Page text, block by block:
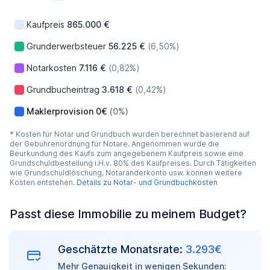
Kaufpreis 865.000 €
Grunderwerbsteuer 56.225 € (6,50%)
Notarkosten 7.116 € (0,82%)
Grundbucheintrag 3.618 € (0,42%)
Maklerprovision 0€ (0%)
* Kosten für Notar und Grundbuch wurden berechnet basierend auf
der Gebührenordnung für Notare. Angenommen wurde die
Beurkundung des Kaufs zum angegebenem Kaufpreis sowie eine
Grundschuldbestellung i.H.v. 80% des Kaufpreises. Durch Tätigkeiten
wie Grundschuldlöschung, Notaranderkonto usw. können weitere
Kosten entstehen. Details zu Notar- und Grundbuchkosten
Passt diese Immobilie zu meinem Budget?
Geschätzte Monatsrate: 3.293€
Mehr Genauigkeit in wenigen Sekunden: